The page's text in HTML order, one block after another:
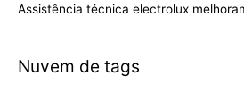
Assistência técnica electrolux
Nuvem de tags